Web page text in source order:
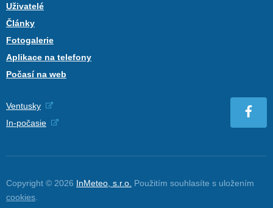
Uživatelé
Články
Fotogalerie
Aplikace na telefony
Počasí na web
Ventusky
In-počasie
Copyright © 2026 InMeteo, s.r.o. Použitím souhlasíte s uložením
cookies.